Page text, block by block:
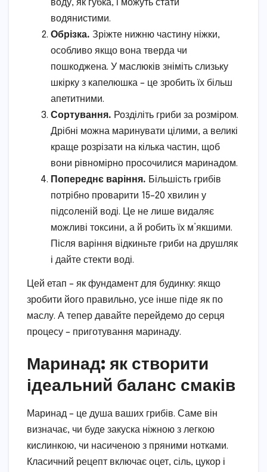
воду, як губка, і можуть стати
водянистими.
Обрізка. Зріжте нижню частину ніжки,
особливо якщо вона тверда чи
пошкоджена. У маслюків зніміть слизьку
шкірку з капелюшка – це зробить їх більш
апетитними.
Сортування. Розділіть гриби за розміром.
Дрібні можна маринувати цілими, а великі
краще розрізати на кілька частин, щоб
вони рівномірно просочилися маринадом.
Попереднє варіння. Більшість грибів
потрібно проварити 15–20 хвилин у
підсоленій воді. Це не лише видаляє
можливі токсини, а й робить їх м’якшими.
Після варіння відкиньте гриби на друшляк
і дайте стекти воді.
Цей етап – як фундамент для будинку: якщо
зробити його правильно, усе інше піде як по
маслу. А тепер давайте перейдемо до серця
процесу – приготування маринаду.
Маринад: як створити
ідеальний баланс смаків
Маринад – це душа ваших грибів. Саме він
визначає, чи буде закуска ніжною з легкою
кислинкою, чи насиченою з пряними нотками.
Класичний рецепт включає оцет, сіль, цукор і